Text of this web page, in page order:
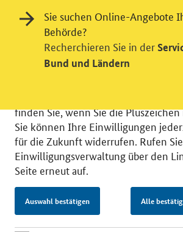
© 2026 Bundesministerium für Wirtschaft
RSS
Benutzerhinweise
Impressum
Barrierefreiheit
Einwilligungsverwaltung
Wir bitten Sie an dieser Stelle um
verschiedene Zusatzdienste unserer
möchten die Nutzeraktivität mit Hilfe
datenschutzfreundlicher Statistiken
unsere Öffentlichkeitsarbeit zu
finden Sie, wenn Sie die
Sie können Ihre Einwilligungen
für die Zukunft widerrufen. Rufen
Einwilligungsverwaltung über den
Seite erneut auf.
Auswahl bestätigen Alle
Sie suchen Online-Angebote
Behörde?
Recherchieren Sie in der
Bund und Ländern